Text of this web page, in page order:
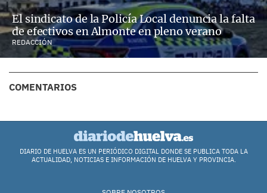
El sindicato de la Policía Local denuncia la falta
de efectivos en Almonte en pleno verano
REDACCIÓN
COMENTARIOS
DIARIO DE HUELVA ES UN PERIÓDICO DIGITAL DONDE SE PUBLICA TODA LA
ACTUALIDAD, NOTICIAS E INFORMACIÓN DE HUELVA Y PROVINCIA.